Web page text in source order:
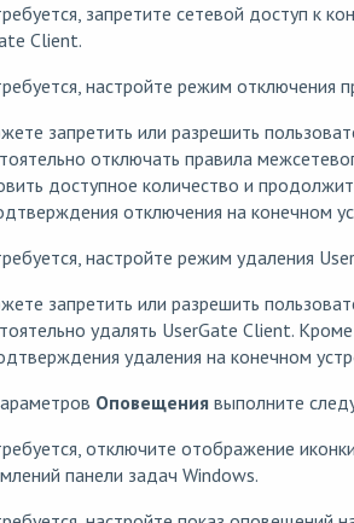
запретите сетевой доступ к
Client.
настройте режим отключения
запретить или разрешить
отключать правила
доступное количество и
отключения на конечном
настройте режим удаления
запретить или разрешить
удалять UserGate Client.
удаления на конечном
Оповещения выполните
отключите отображение
панели задач Windows.